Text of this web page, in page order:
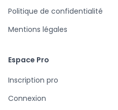
Politique de confidentialité
Mentions légales
Espace Pro
Inscription pro
Connexion